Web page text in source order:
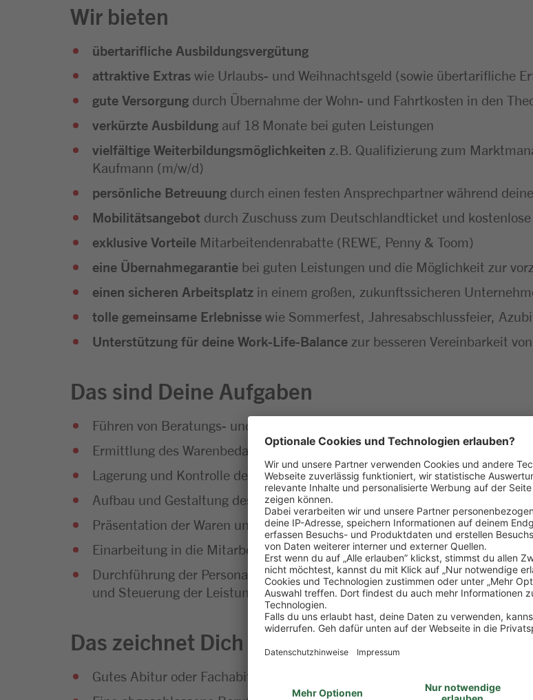
Wir bieten
übertarifliche Ausbildungsvergütung
attraktive Extras wie Urlaubs- und Weihnachtsgeld (sowie übertarifliche
gute Versorgung durch Übernahme der Wohn- und Fahrtkosten in den
verkürzte Ausbildung auf 18 Monate bei guten Leistungen
vielfältige Weiterbildungsmöglichkeiten z.B. Qualifizierung zum
Kaufmann (m/w/d)
persönliche Betreuung durch einen festen Ansprechpartner während
Mobilitätsangebot durch Zuschuss zum Deutschlandticket und
exklusive Vorteile Mitarbeitendenrabatte (REWE, Penny & Toom)
eine Übernahmegarantie bei guten Leistungen und die Möglichkeit zur
einen sicheren Arbeitsplatz in einem großen, zukunftssicheren
tolle gemeinsame Erlebnisse wie Sommerfest, Jahresabschlussfeier,
Unterstützung für deine Work-Life-Balance zur besseren Vereinbarkeit
Das sind Deine Aufgaben
Führen von Beratungs- und Verkaufsgesprächen
Ermittlung des Warenbedarfs und Disposition der Ware
Lagerung und Kontrolle der Waren
Aufbau und Gestaltung des Warensortiments
Präsentation der Waren und Umsetzung von
Einarbeitung in die Mitarbeiterführung
Durchführung der Personalplanung sowie Erstellung von
und Steuerung der Leistungsfähigkeit des Marktes
Das zeichnet Dich aus
Gutes Abitur oder Fachabitur